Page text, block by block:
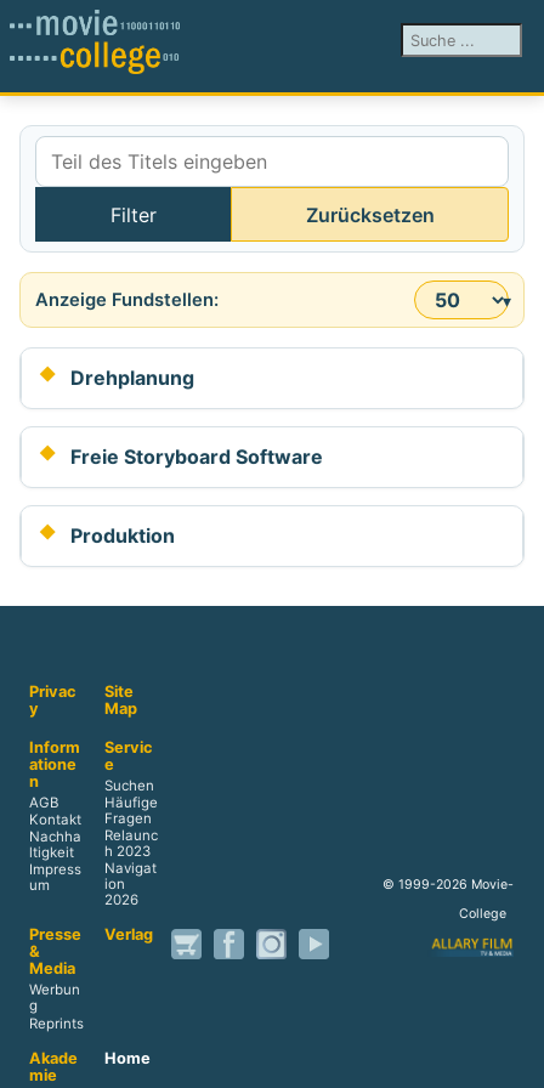
Suchen ...
Teil des Titels eingeben
Filter Zurücksetzen
Anzeige #
Drehplanung
Freie Storyboard Software
Produktion
Privac
y
Site
Map
Inform
atione
n
AGB
Kontakt
Nachha
ltigkeit
Impress
um
Servic
e
Suchen
Häufige
Fragen
Relaunc
h 2023
Navigat
ion
2026
Presse
&
Media
Werbun
g
Reprints
Verlag
Akade
mie
Home
© 1999-2026 Movie-
College